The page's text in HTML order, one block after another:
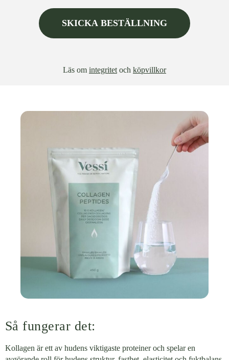
Läs om integritet och köpvillkor
Så fungerar det:
Kollagen är ett av hudens viktigaste proteiner och spelar en